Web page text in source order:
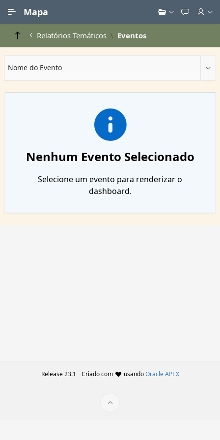
Mapa
Relatórios Temáticos Eventos
Nome do Evento
Nenhum Evento Selecionado
Selecione um evento para renderizar o
dashboard.
Release 23.1 Criado com usandoOracle APEX